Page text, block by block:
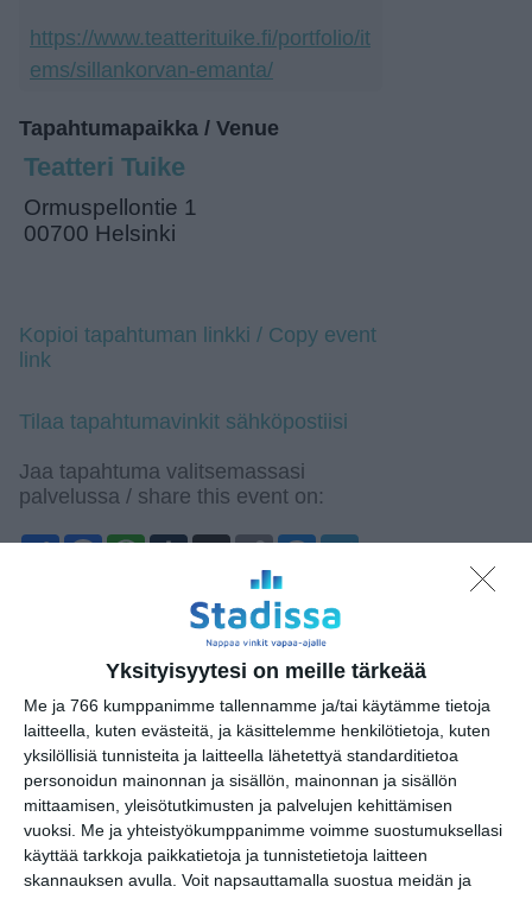
Yksityisyytesi on meille tärkeää
Me ja 766 kumppanimme tallennamme ja/tai käytämme tietoja
laitteella, kuten evästeitä, ja käsittelemme henkilötietoja, kuten
yksilöllisiä tunnisteita ja laitteella lähetettyä standarditietoa
personoidun mainonnan ja sisällön, mainonnan ja sisällön
mittaamisen, yleisötutkimusten ja palvelujen kehittämisen
vuoksi. Me ja yhteistyökumppanimme voimme suostumuksellasi
käyttää tarkkoja paikkatietoja ja tunnistetietoja laitteen
skannauksen avulla. Voit napsauttamalla suostua meidän ja
https://www.teatterituike.fi/portfolio/it
ems/sillankorvan-emanta/
Tapahtumapaikka / Venue
Teatteri Tuike
Ormuspellontie 1
00700 Helsinki
Kopioi tapahtuman linkki / Copy event
link
Tilaa tapahtumavinkit sähköpostiisi
Jaa tapahtuma valitsemassasi
palvelussa / share this event on:
ShareFacebook
WhatsApp
Tumblr
X
CopyMessenger
Telegram
(Translate page)
Katso myös nämä 🔥
Muistopäivä - Ihmisiä
historian hirmumyrskyssä
ma 10.8.2026 klo 18:30
Maukka, Väykkä ja suuri